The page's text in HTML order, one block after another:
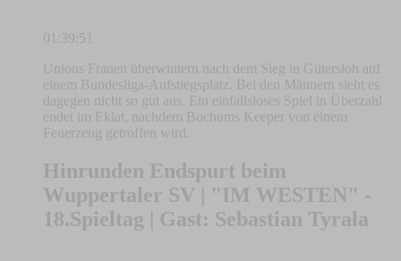
01:39:51
Unions Frauen überwintern nach dem Sieg in Gütersloh auf
einem Bundesliga-Aufstiegsplatz. Bei den Männern sieht es
dagegen nicht so gut aus. Ein einfallsloses Spiel in Überzahl
endet im Eklat, nachdem Bochums Keeper von einem
Feuerzeug getroffen wird.
Hinrunden Endspurt beim
Wuppertaler SV | "IM WESTEN" -
18.Spieltag | Gast: Sebastian Tyrala